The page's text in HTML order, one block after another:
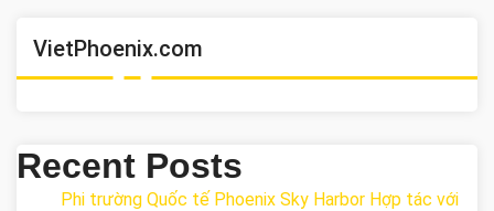
VietPhoenix.com
Recent Posts
Phi trường Quốc tế Phoenix Sky Harbor Hợp tác với